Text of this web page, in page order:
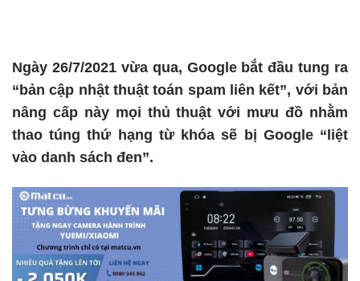
Ngày 26/7/2021 vừa qua, Google bắt đầu tung ra
“bản cập nhật thuật toán spam liên kết”, với bản
nâng cấp này mọi thủ thuật với mưu đồ nhằm
thao túng thứ hạng từ khóa sẽ bị Google “liệt
vào danh sách đen”.